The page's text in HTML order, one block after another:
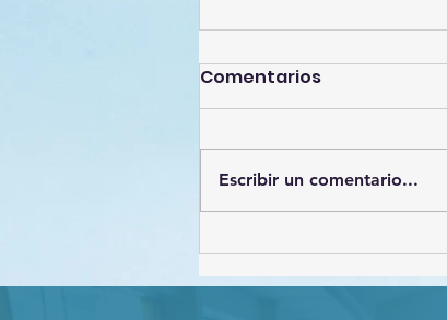
Estrategias de
Protección de datos
Comentarios
Escribir un comentario...